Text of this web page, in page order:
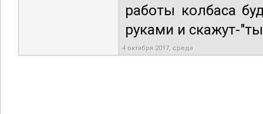
работы колбаса
руками и скажут-
4 октября 2017, среда